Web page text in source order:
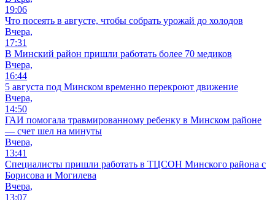
19:06
Что посеять в августе, чтобы собрать урожай до холодов
Вчера,
17:31
В Минский район пришли работать более 70 медиков
Вчера,
16:44
5 августа под Минском временно перекроют движение
Вчера,
14:50
ГАИ помогала травмированному ребенку в Минском районе
— счет шел на минуты
Вчера,
13:41
Специалисты пришли работать в ТЦСОН Минского района с
Борисова и Могилева
Вчера,
13:07